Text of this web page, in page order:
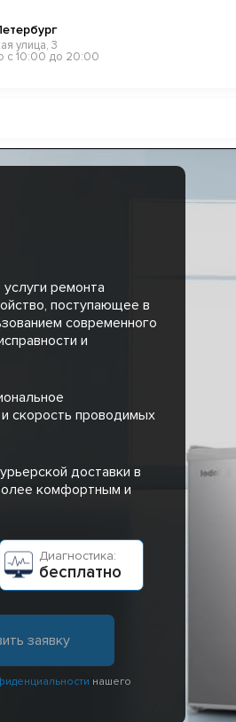
улица, 3
с 10:00 до 20:00
ремонта
поступающее в
современного
и
скорость проводимых
доставки в
комфортным и
Диагностика:
бесплатно
нашего